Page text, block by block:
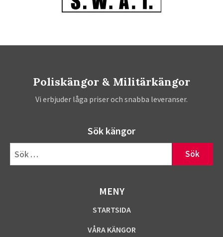
Poliskängor & Militärkängor
Vi erbjuder låga priser och snabba leveranser.
Sök kängor
Sök
efter:
MENY
STARTSIDA
VÅRA KÄNGOR